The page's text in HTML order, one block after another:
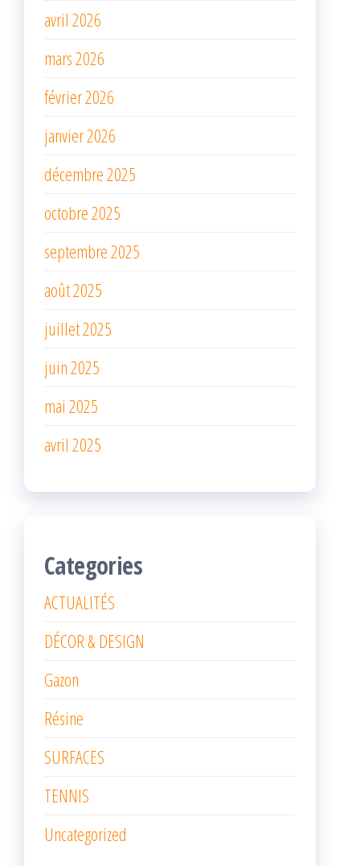
avril 2026
mars 2026
février 2026
janvier 2026
décembre 2025
octobre 2025
septembre 2025
août 2025
juillet 2025
juin 2025
mai 2025
avril 2025
Categories
ACTUALITÉS
DÉCOR & DESIGN
Gazon
Résine
SURFACES
TENNIS
Uncategorized